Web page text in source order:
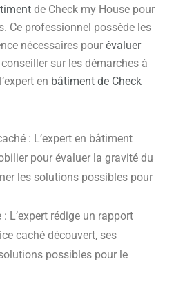
de Check my House pour
Ce professionnel possède les
nécessaires pour évaluer
sur les démarches à
en bâtiment de Check
: L’expert en bâtiment
pour évaluer la gravité du
les solutions possibles pour
: L’expert rédige un rapport
caché découvert, ses
possibles pour le